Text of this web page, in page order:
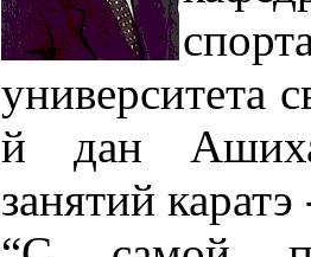
университета
й дан
занятий каратэ